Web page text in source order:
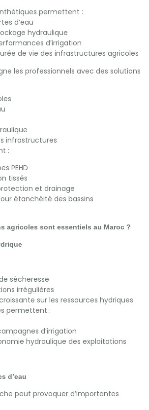
permettent :
d’eau
hydraulique
d’irrigation
de vie des infrastructures agricoles
les professionnels avec des solutions
infrastructures
:
PEHD
tissés
et drainage
étanchéité des bassins
agricoles sont essentiels au Maroc ?
sécheresse
irrégulières
sur les ressources hydriques
permettent :
d’irrigation
hydraulique des exploitations
d’eau
peut provoquer d’importantes